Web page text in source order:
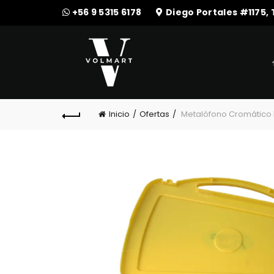
+56 9 5315 6178 Diego Portales #1175,
Inicio Ofertas Metalófono Cromático